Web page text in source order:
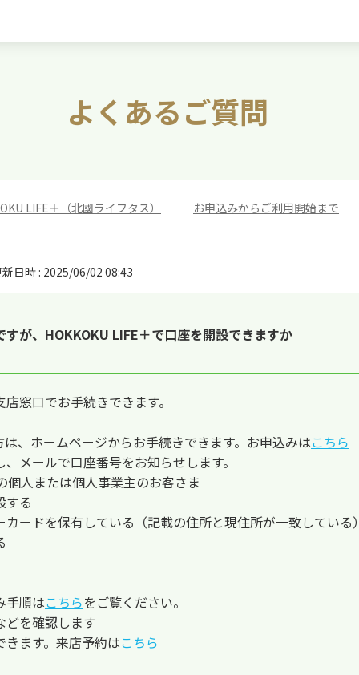
よくあるご質問
LIFE＋（北國ライフタス） お申込みからご利用開始まで
日時 : 2025/06/02 08:43
が、HOKKOKU LIFE＋で口座を開設できますか
窓口でお手続きできます。
、ホームページからお手続きできます。お申込みはこちら
メールで口座番号をお知らせします。
人または個人事業主のお客さま
する
ードを保有している（記載の住所と現住所が一致している
手順はこちらをご覧ください。
を確認します
ます。来店予約はこちら